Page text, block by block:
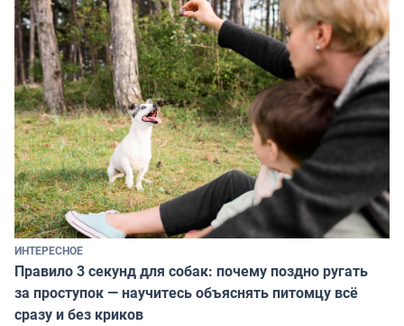
ИНТЕРЕСНОЕ
Правило 3 секунд для собак: почему поздно ругать
за проступок — научитесь объяснять питомцу всё
сразу и без криков